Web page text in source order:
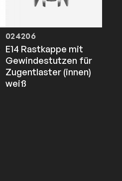
024206
E14 Rastkappe mit
Gewindestutzen für
Zugentlaster (innen)
weiß